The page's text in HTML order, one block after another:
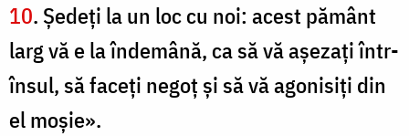
10. Şedeţi la un loc cu noi: acest pământ
larg vă e la îndemână, ca să vă aşezaţi într-
însul, să faceţi negoţ şi să vă agonisiţi din
el moşie».